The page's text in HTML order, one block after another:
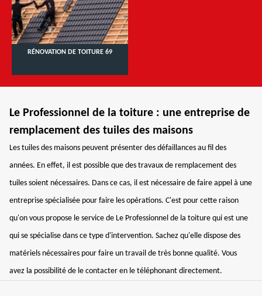
RÉNOVATION DE TOITURE 69
Le Professionnel de la toiture : une entreprise de
remplacement des tuiles des maisons
Les tuiles des maisons peuvent présenter des défaillances au fil des
années. En effet, il est possible que des travaux de remplacement des
tuiles soient nécessaires. Dans ce cas, il est nécessaire de faire appel à une
entreprise spécialisée pour faire les opérations. C'est pour cette raison
qu'on vous propose le service de Le Professionnel de la toiture qui est une
qui se spécialise dans ce type d'intervention. Sachez qu'elle dispose des
matériels nécessaires pour faire un travail de très bonne qualité. Vous
avez la possibilité de le contacter en le téléphonant directement.